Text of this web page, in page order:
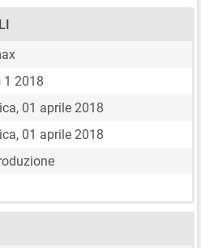
1 2018
01 aprile 2018
01 aprile 2018